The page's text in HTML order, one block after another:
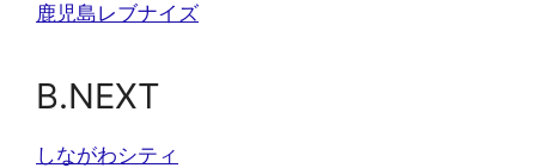
鹿児島レブナイズ
B.NEXT
しながわシティ